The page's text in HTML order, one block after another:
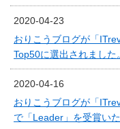
2020-04-23
おりこうブログが「
Top50に選出されました。
2020-04-16
おりこうブログが「
で「Leader」を受賞いた